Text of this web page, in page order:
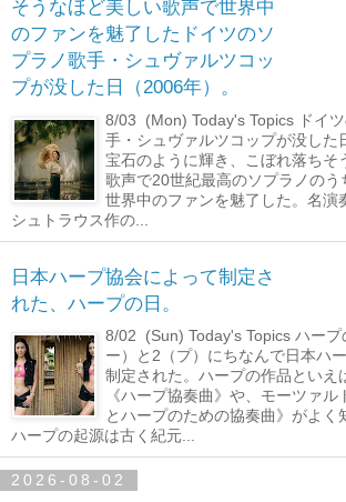
そうなほど美しい歌声で世界中
のファンを魅了したドイツのソ
プラノ歌手・シュヴァルツコッ
プが没した日（2006年）。
8/03 (Mon) Today's Topics ドイ
手・シュヴァルツコップが没した
宝石のように輝き、こぼれ落ちそ
歌声で20世紀最高のソプラノのう
世界中のファンを魅了した。名演
シュトラウス作の...
日本ハープ協会によって制定さ
れた、ハープの日。
8/02 (Sun) Today's Topics ハープ
ー）と2（プ）にちなんで日本ハ
制定された。ハープの作品といえ
《ハープ協奏曲》や、モーツァル
とハープのための協奏曲》がよく
ハープの起源は古く紀元...
2026-08-02